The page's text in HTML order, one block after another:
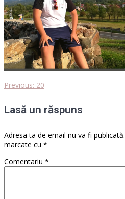
Navigare
în
articole
Previous: Previous
20
Lasă un răspuns
Adresa ta de email nu va fi publicată.
marcate cu *
Comentariu *